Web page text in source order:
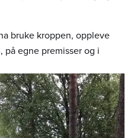
bruke kroppen, oppleve
på egne premisser og i